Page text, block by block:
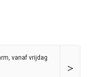
>
vanaf vrijdag